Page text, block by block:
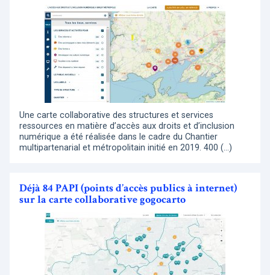
Une carte collaborative des structures et services
ressources en matière d’accès aux droits et d’inclusion
numérique a été réalisée dans le cadre du Chantier
multipartenarial et métropolitain initié en 2019. 400 (…)
Déjà 84 PAPI (points d’accès publics à internet)
sur la carte collaborative gogocarto